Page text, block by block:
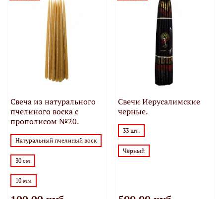
Свеча из натурального
пчелиного воска с
прополисом №20.
Натуральный пчелиный воск
30 см
10 мм
Свечи Иерусалимские
черные.
33 шт.
Чёрный